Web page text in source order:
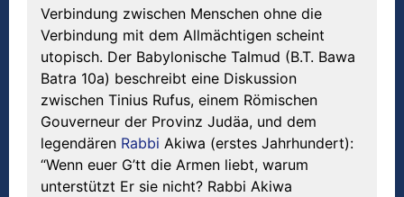
Verbindung zwischen Menschen ohne die
Verbindung mit dem Allmächtigen scheint
utopisch. Der Babylonische Talmud (B.T. Bawa
Batra 10a) beschreibt eine Diskussion
zwischen Tinius Rufus, einem Römischen
Gouverneur der Provinz Judäa, und dem
legendären Rabbi Akiwa (erstes Jahrhundert):
“Wenn euer G’tt die Armen liebt, warum
unterstützt Er sie nicht? Rabbi Akiwa